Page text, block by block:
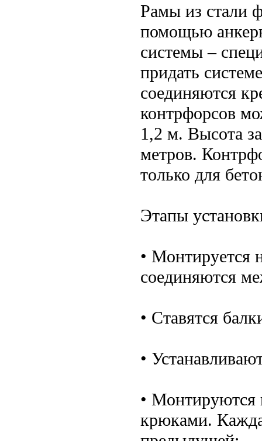
Рамы из стали
помощью
системы –
придать
соединяются
контрфорсов
1,2 м. Высота
метров.
только для
Этапы
• Монтируется
соединяются
• Ставятся
•
• Монтируются
крюками.